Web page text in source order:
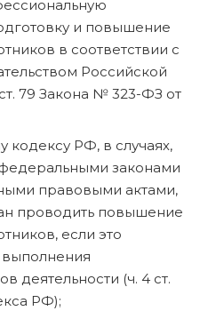
и повышение
в соответствии с
Российской
79 Закона № 323-ФЗ от
кодексу РФ, в случаях,
законами
правовыми актами,
проводить повышение
если это
выполнения
деятельности (ч. 4 ст.
РФ);